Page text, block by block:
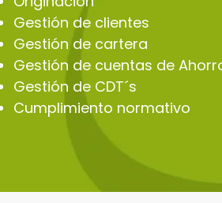
Gestión de clientes
Gestión de cartera
Gestión de cuentas de
Gestión de CDT´s
Cumplimiento normativo